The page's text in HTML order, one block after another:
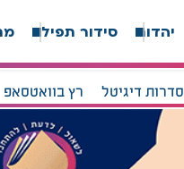
יהדות סידור תפילה
סדרות דיגיטל רץ בוואטסאפ